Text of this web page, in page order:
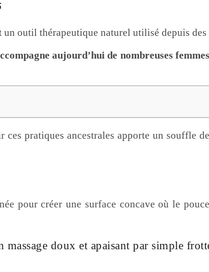
un outil thérapeutique naturel utilisé depuis
aujourd’hui de nombreuses
pratiques ancestrales apporte un souffle
pour créer une surface concave où le
doux et apaisant par simple